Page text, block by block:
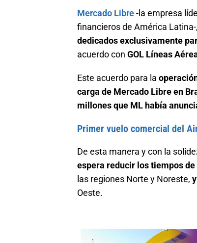
Mercado Libre-la empresa
financieros de América Latina-,
dedicados exclusivamente
acuerdo con GOL Líneas
Este acuerdo para la
carga de Mercado Libre en
millones que ML había
Primer vuelo comercial del
De esta manera y con la
espera reducir los tiempos
las regiones Norte y Noreste,
Oeste.